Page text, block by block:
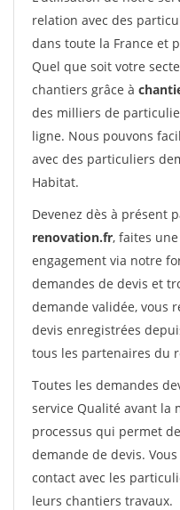
relation avec des
dans toute la France et
Quel que soit votre
chantiers grâce à
des milliers de
ligne. Nous pouvons
avec des particuliers
Habitat.
Devenez dès à présent
renovation.fr, faites
engagement via notre
demandes de devis et
demande validée, vous
devis enregistrées
tous les partenaires du
Toutes les demandes
service Qualité avant la
processus qui permet
demande de devis.
contact avec les
leurs chantiers travaux.